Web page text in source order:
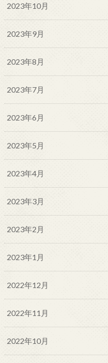
2023年10月
2023年9月
2023年8月
2023年7月
2023年6月
2023年5月
2023年4月
2023年3月
2023年2月
2023年1月
2022年12月
2022年11月
2022年10月